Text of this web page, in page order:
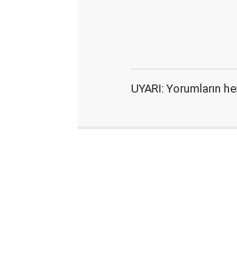
UYARI: Yorumların